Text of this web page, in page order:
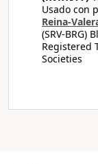
Usado con
Reina-
(SRV-
Registered
Societies